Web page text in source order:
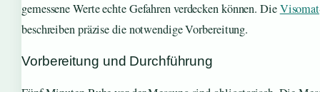
gemessene Werte echte Gefahren verdecken können. DieVisomat
beschreiben präzise die notwendige Vorbereitung.
Vorbereitung und Durchführung